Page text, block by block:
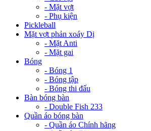
- Mặt vợt
- Phụ kiện
Pickleball
Mặt vợt phản xoáy Dị
- Mặt Anti
- Mặt gai
Bóng
- Bóng 1
- Bóng tập
- Bóng thi đấu
Bàn bóng bàn
- Double Fish 233
Quần áo bóng bàn
- Quần áo Chính hãng